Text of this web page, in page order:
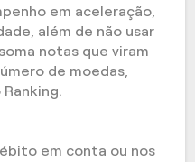
em aceleração,
além de não usar
notas que viram
de moedas,
em conta ou nos